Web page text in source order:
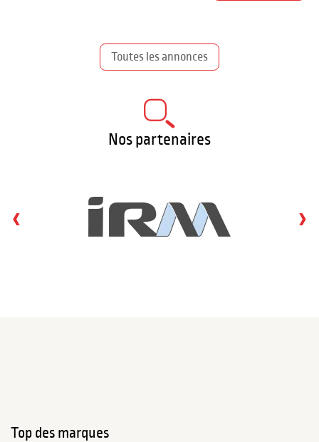
Toutes les annonces
Nos partenaires
‹ ›
Top des marques